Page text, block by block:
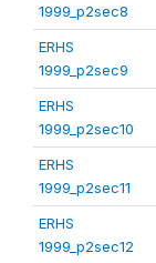
1999_p2sec8
ERHS
1999_p2sec9
ERHS
1999_p2sec10
ERHS
1999_p2sec11
ERHS
1999_p2sec12